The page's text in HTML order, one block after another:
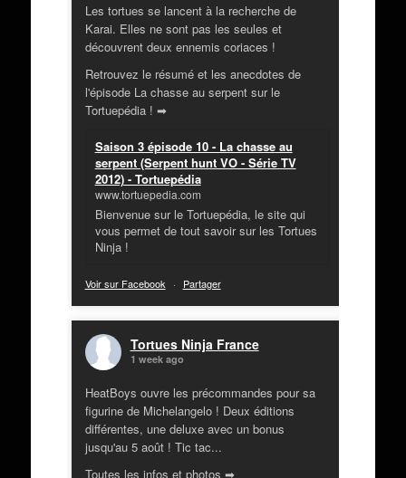
Les tortues se lancent à la recherche de
Karai. Elles ne sont pas les seules et
découvrent deux ennemis coriaces !
Retrouvez le résumé et les anecdotes de
l'épisode La chasse au serpent sur le
Tortuepédia ! ➡
Saison 3 épisode 10 - La chasse au
serpent (Serpent hunt VO - Série TV
2012) - Tortuepédia
www.tortuepedia.com
Bienvenue sur le Tortuepédia, le site qui
vous permet de tout savoir sur les Tortues
Ninja !
Voir sur Facebook · Partager
Tortues Ninja France
1 week ago
HeatBoys ouvre les précommandes pour sa
figurine de Michelangelo ! Deux éditions
différentes, une deluxe avec un bonus
jusqu'au 5 août ! Tic tac...
Toutes les infos et photos ➡